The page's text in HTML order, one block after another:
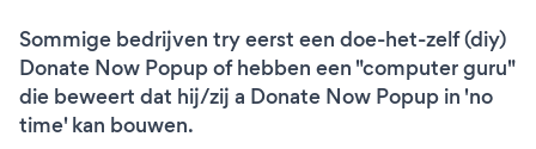
Sommige bedrijven try eerst een doe-het-zelf (diy)
Donate Now Popup of hebben een "computer guru"
die beweert dat hij/zij a Donate Now Popup in 'no
time' kan bouwen.